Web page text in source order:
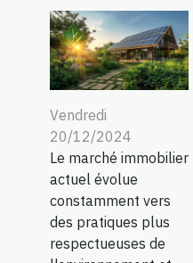
Vendredi
20/12/2024
Le marché immobilier
actuel évolue
constamment vers
des pratiques plus
respectueuses de